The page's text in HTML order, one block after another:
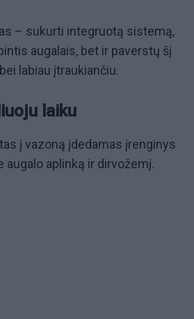
– sukurti integruotą sistemą,
augalais, bet ir paverstų šį
labiau įtraukiančiu.
laiku
į vazoną įdedamas įrenginys
augalo aplinką ir dirvožemį.